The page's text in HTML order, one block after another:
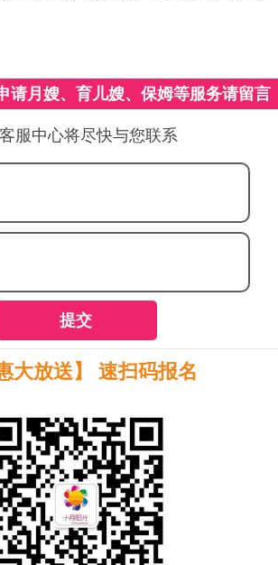
请月嫂、育儿嫂、保姆等服务请留言
服中心将尽快与您联系
提交
大放送】 速扫码报名